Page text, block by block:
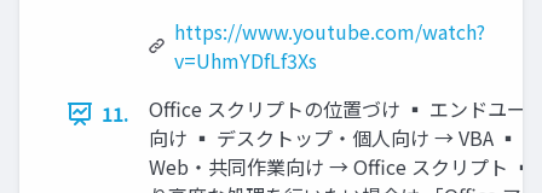
https://www.youtube.com/watch?
v=UhmYDfLf3Xs
11.
Office スクリプトの位置づけ ▪ エンドユー
向け ▪ デスクトップ・個人向け → VBA ▪
Web・共同作業向け → Office スクリプト ▪